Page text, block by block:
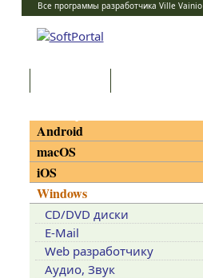
Все программы разработчика Ville Vainio
Android
macOS
iOS
Windows
CD/DVD диски
E-Mail
Web разработчику
Аудио, Звук